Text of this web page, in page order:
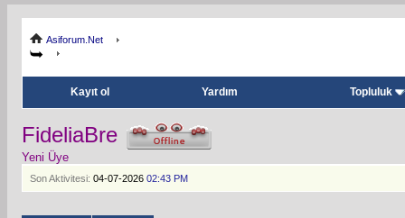
Asiforum.Net
Kayıt ol Yardım Topluluk
FideliaBre
Yeni Üye
Son Aktivitesi: 04-07-2026 02:43 PM